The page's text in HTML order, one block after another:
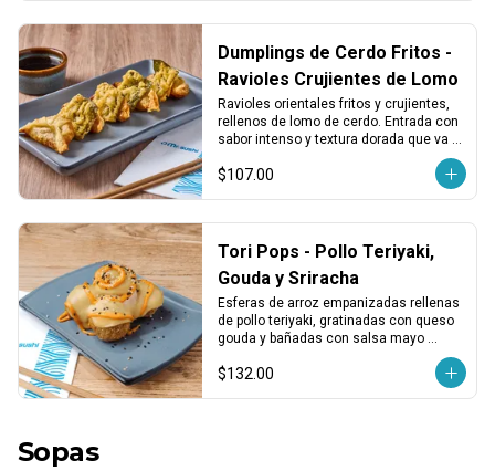
Dumplings de Cerdo Fritos -
Ravioles Crujientes de Lomo
Ravioles orientales fritos y crujientes,
rellenos de lomo de cerdo. Entrada con
sabor intenso y textura dorada que va
$107.00
Tori Pops - Pollo Teriyaki,
Gouda y Sriracha
Esferas de arroz empanizadas rellenas
de pollo teriyaki, gratinadas con queso
gouda y bañadas con salsa mayo
$132.00
Sopas